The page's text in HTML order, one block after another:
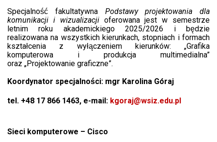
Specjalność fakultatywna Podstawy projektowania dla
komunikacji i wizualizacjioferowana jest w semestrze
letnim roku akademickiego 2025/2026 i będzie
realizowana na wszystkich kierunkach, stopniach i formach
kształcenia z wyłączeniem kierunków: „Grafika
komputerowa i produkcja multimedialna”
oraz „Projektowanie graficzne”.
Koordynator specjalności: mgr Karolina Góraj
tel. +48 17 866 1463, e-mail: kgoraj@wsiz.edu.pl
Sieci komputerowe – Cisco